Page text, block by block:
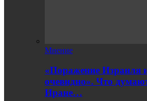
Мнение
«Поражение
очевидно». Что
Иране…